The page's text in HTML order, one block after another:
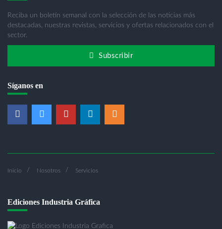
Reciba un boletín semanal con la selección de las noticias más
destacadas, nuestras revistas, servicios y ofertas relacionados con el
sector.
Subscribir
Síganos en
Inicio Nosotros Servicios
Ediciones Industria Gráfica